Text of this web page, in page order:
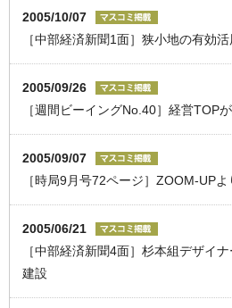
2005/10/07
［中部経済新聞1面］狭小地の有効
2005/09/26
［週間ビーイングNo.40］経営TOP
2005/09/07
［時局9月号72ページ］ZOOM-UPよ
2005/06/21
［中部経済新聞4面］杉本組デザイ
建設